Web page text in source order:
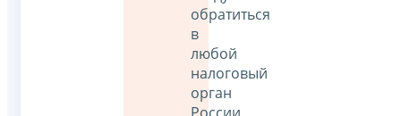
обратиться
в
любой
налоговый
орган
России,